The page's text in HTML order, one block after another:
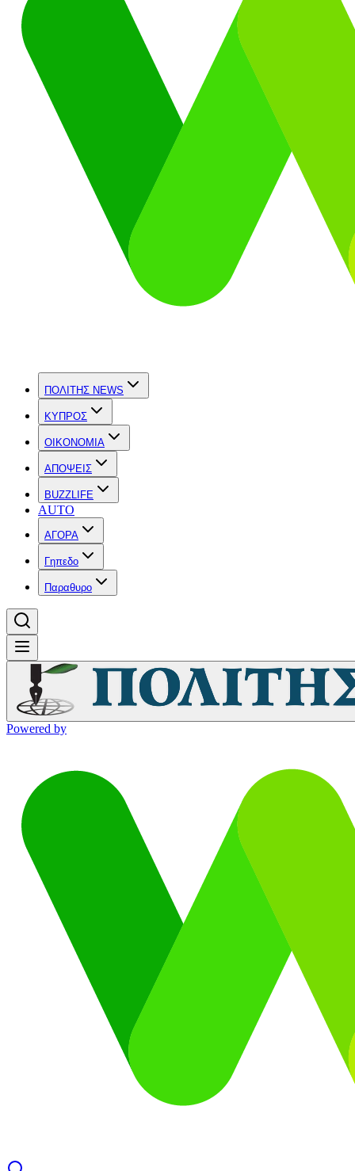
ΠΟΛΙΤΗΣ NEWS
ΚΥΠΡΟΣ
OIKONOMIA
ΑΠΟΨΕΙΣ
BUZZLIFE
AUTO
ΑΓΟΡΑ
Γηπεδο
Παραθυρο
Powered by